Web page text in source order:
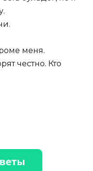
меня.
честно. Кто